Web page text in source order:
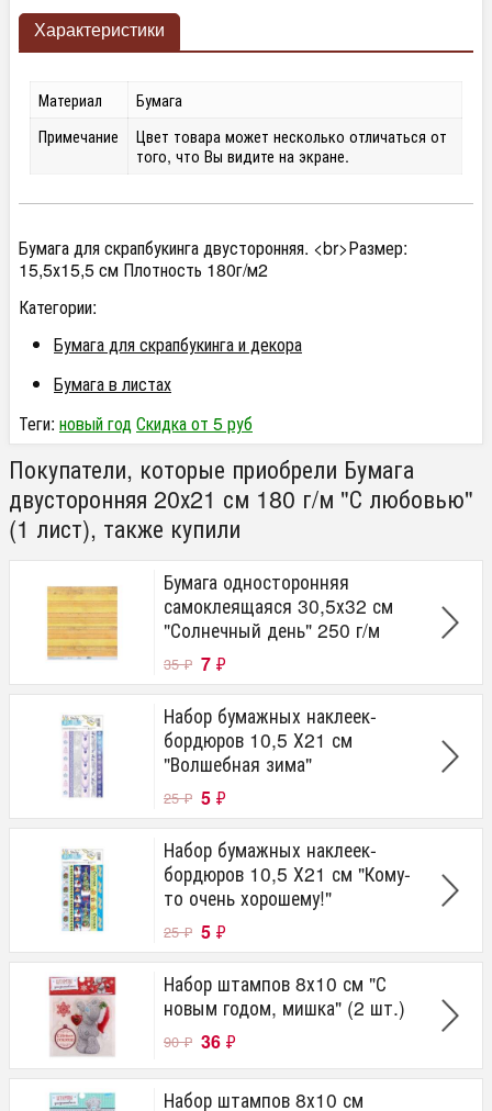
Характеристики
Материал
Бумага
Примечание
Цвет товара может несколько отличаться от
того, что Вы видите на экране.
Бумага для скрапбукинга двусторонняя. <br>Размер:
15,5х15,5 см Плотность 180г/м2
Категории:
Бумага для скрапбукинга и декора
Бумага в листах
Теги: новый годСкидка от 5 руб
Покупатели, которые приобрели Бумага
двусторонняя 20х21 см 180 г/м "С любовью"
(1 лист), также купили
Бумага односторонняя
самоклеящаяся 30,5х32 см
"Солнечный день" 250 г/м
35₽ 7 ₽
Набор бумажных наклеек-
бордюров 10,5 Х21 см
"Волшебная зима"
25₽ 5 ₽
Набор бумажных наклеек-
бордюров 10,5 Х21 см "Кому-
то очень хорошему!"
25₽ 5 ₽
Набор штампов 8х10 см "С
новым годом, мишка" (2 шт.)
90₽ 36 ₽
Набор штампов 8х10 см